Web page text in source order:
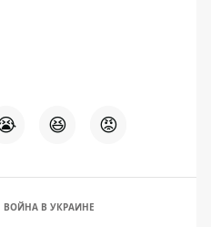
😆 😡
ВОЙНА В УКРАИНЕ